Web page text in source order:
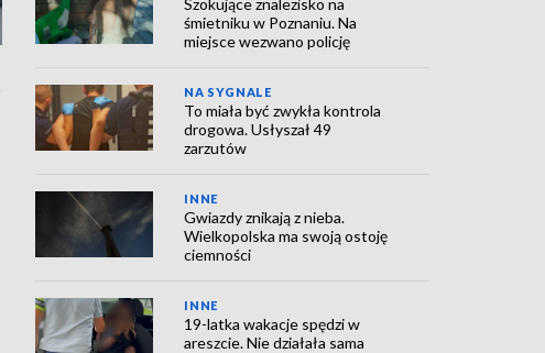
śmietniku w Poznaniu. Na
miejsce wezwano policję
NA SYGNALE
To miała być zwykła kontrola
drogowa. Usłyszał 49
zarzutów
INNE
Gwiazdy znikają z nieba.
Wielkopolska ma swoją ostoję
ciemności
INNE
19-latka wakacje spędzi w
areszcie. Nie działała sama